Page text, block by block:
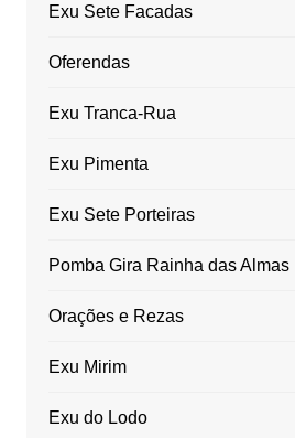
Exu Sete Facadas
Oferendas
Exu Tranca-Rua
Exu Pimenta
Exu Sete Porteiras
Pomba Gira Rainha das Almas
Orações e Rezas
Exu Mirim
Exu do Lodo